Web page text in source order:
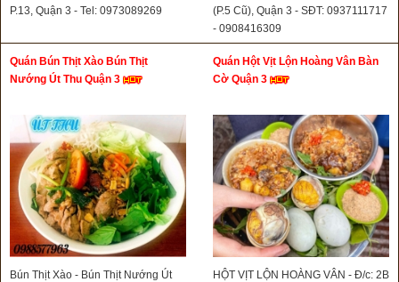
P.13, Quận 3 - Tel: 0973089269
(P.5 Cũ), Quận 3 - SĐT: 0937111717
- 0908416309
Quán Bún Thịt Xào Bún Thịt
Nướng Út Thu Quận 3
Bún Thịt Xào - Bún Thịt Nướng Út
Quán Hột Vịt Lộn Hoàng Vân Bàn
Cờ Quận 3
HỘT VỊT LỘN HOÀNG VÂN - Đ/c: 2B